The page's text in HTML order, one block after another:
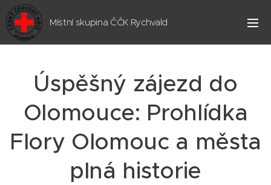
Místní skupina ČČK Rychvald
Úspěšný zájezd do
Olomouce: Prohlídka
Flory Olomouc a města
plná historie